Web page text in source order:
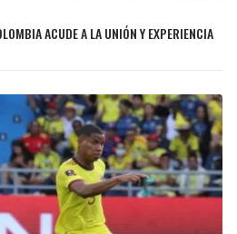
ACUDE A LA UNIÓN Y EXPERIENCIA